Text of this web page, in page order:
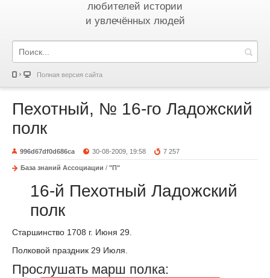
любителей истории
и увлечённых людей
Полная версия сайта
Пехотный, № 16-го Ладожский
полк
996d67df0d686ca 30-08-2009, 19:58 7 257
База знаний Ассоциации / "П"
16-й Пехотный Ладожский
полк
Старшинство 1708 г. Июня 29.
Полковой праздник 29 Июля.
Прослушать марш полка: